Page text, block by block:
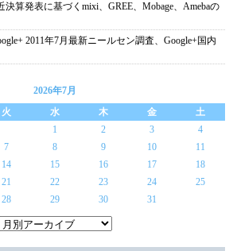
決算発表に基づくmixi、GREE、Mobage、Amebaの
2011年7月最新ニールセン調査、Google+国内
2026年7月
火 水 木 金
土
1
2 3
4
7 8 9 10
11
14 15 16 17
18
21 22 23 24
25
28 29 30 31